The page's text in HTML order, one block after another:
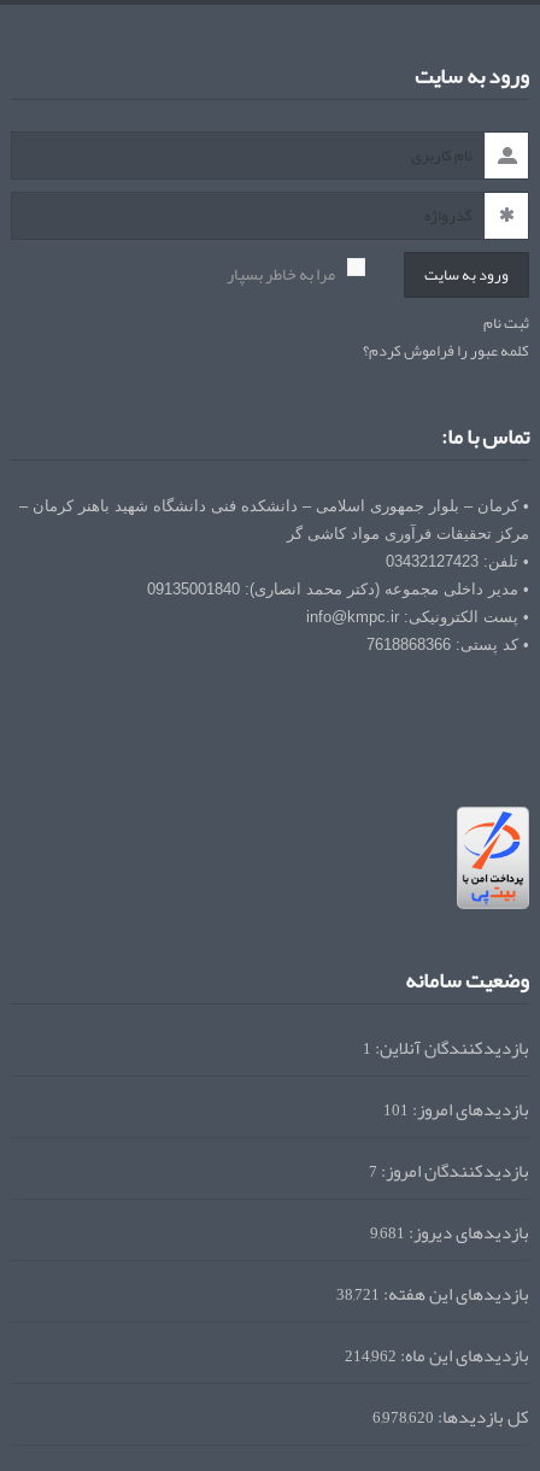
ورود به سایت
ورود به سایت مرا به خاطر بسپار
ثبت نام
کلمه عبور را فراموش کردم؟
تماس با ما:
• کرمان – بلوار جمهوری اسلامی – دانشکده فنی دانشگاه شهید باهنر کرمان –
مرکز تحقیقات فرآوری مواد کاشی گر
• تلفن: 03432127423
• مدیر داخلی مجموعه (دکتر محمد انصاری): 09135001840
• پست الکترونیکی: info@kmpc.ir
• کد پستی: 7618868366
وضعیت سامانه
بازدیدکنندگان آنلاین:1
بازدیدهای امروز:101
بازدیدکنندگان امروز:7
بازدیدهای دیروز:9,681
بازدیدهای این هفته:38,721
بازدیدهای این ماه:214,962
کل بازدیدها:6,978,620